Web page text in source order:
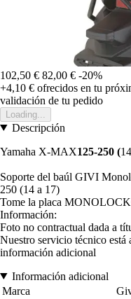
102,50 € 82,00 € -20%
+4,10 € ofrecidos en tu
validación de tu pedido
Loading...
Descripción
Yamaha X-MAX125-250 (
Soporte del baúl GIVI
250 (14 a 17)
Tome la placa
Información:
Foto no contractual dada a
Nuestro servicio técnico está
información adicional
Información adicional
Marca